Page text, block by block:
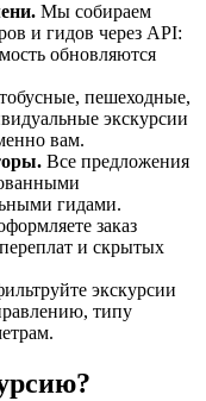
Мы собираем
и гидов через API:
обновляются
пешеходные,
экскурсии
вам.
Все предложения
гидами.
заказ
и скрытых
экскурсии
типу